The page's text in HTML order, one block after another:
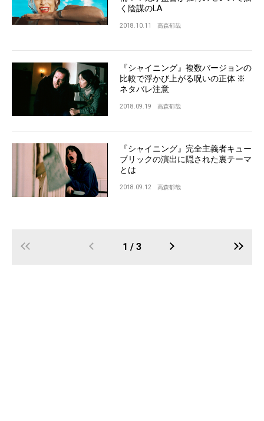
く陰謀のLA
2018.10.11 高森郁哉
『シャイニング』複数バージョンの
比較で浮かび上がる呪いの正体 ※
ネタバレ注意
2018.09.19 高森郁哉
『シャイニング』完全主義者キュー
ブリックの演出に隠された裏テーマ
とは
2018.09.12 高森郁哉
1 / 3